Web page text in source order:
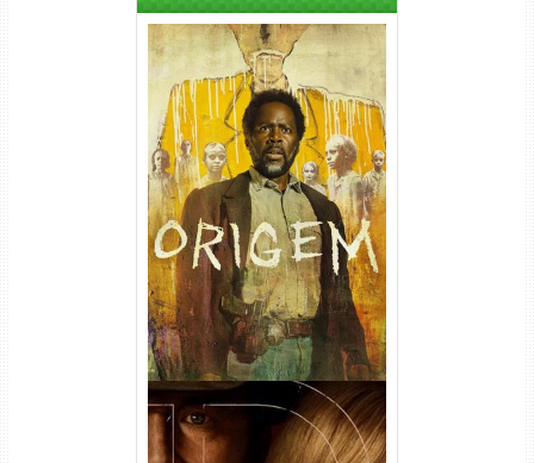
Origem 4ª Temporada Torrent
(2026) WEB-DL 1080p/4K
Dual Áudio